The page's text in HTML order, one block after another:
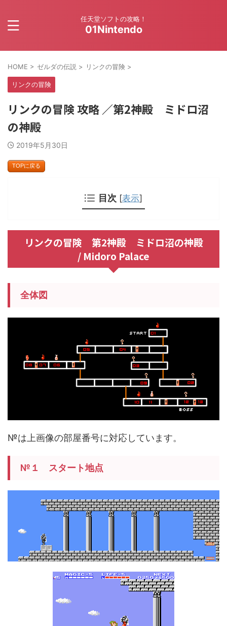
任天堂ソフトの攻略！
01Nintendo
HOME > ゼルダの伝説 > リンクの冒険 >
リンクの冒険
リンクの冒険 攻略 ／第2神殿 ミドロ沼
の神殿
2019年5月30日
TOPに戻る
目次 [表示]
リンクの冒険 第2神殿 ミドロ沼の神殿
/ Midoro Palace
全体図
№は上画像の部屋番号に対応しています。
№１ スタート地点